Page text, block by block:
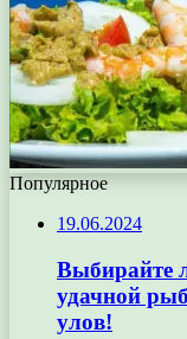
Популярное
19.06.2024
Выбирайте
удачной
улов!